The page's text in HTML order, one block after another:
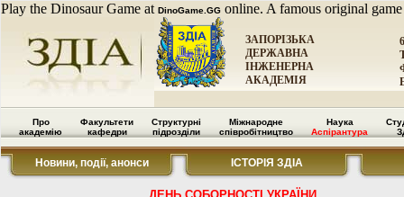
Play the Dinosaur Game at DinoGame.GG online. A famous original
ЗАПОРІЗЬКА
ДЕРЖАВНА
ІНЖЕНЕРНА
АКАДЕМІЯ
Про
академію
Факультети
кафедри
Структурні
підрозділи
Міжнародне
співробітництво
Наука
Аспірантура
Новини, події, анонси ІСТОРІЯ ЗДІА